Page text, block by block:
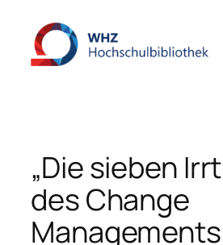
Inhalt
springen
„Die sieben
des Change